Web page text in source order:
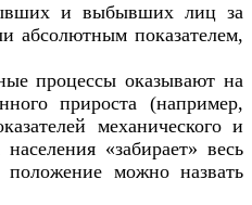
и выбывших лиц за
абсолютным показателем,
процессы оказывают на
прироста (например,
механического и
«забирает» весь
можно назвать